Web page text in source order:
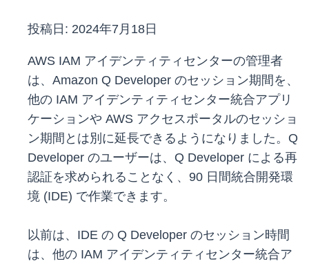
投稿日: 2024年7月18日
AWS IAM アイデンティティセンターの管理者
は、Amazon Q Developer のセッション期間を、
他の IAM アイデンティティセンター統合アプリ
ケーションや AWS アクセスポータルのセッショ
ン期間とは別に延長できるようになりました。Q
Developer のユーザーは、Q Developer による再
認証を求められることなく、90 日間統合開発環
境 (IDE) で作業できます。
以前は、IDE の Q Developer のセッション時間
は、他の IAM アイデンティティセンター統合ア